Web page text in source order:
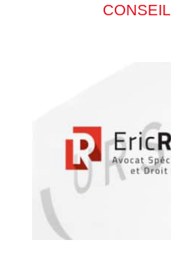
CONSEIL